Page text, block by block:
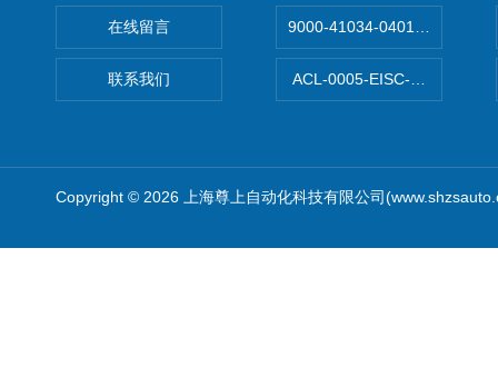
在线留言
联系我们
9000-41034-0401000穆尔
ACL-0005-EISC-E2M8C上海
Copyright © 2026 上海尊上自动化科技有限公司